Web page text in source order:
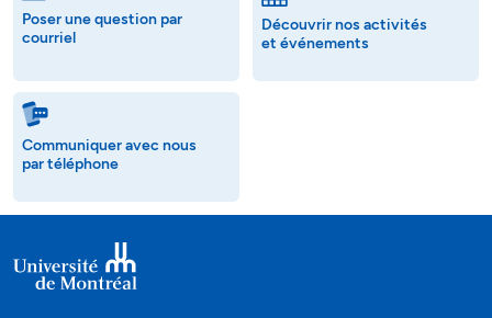
Poser une question par
courriel
Découvrir nos activités
et événements
Communiquer avec nous
par téléphone